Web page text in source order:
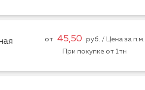
от 45,50
руб. / Цена за п.м.
При покупке от 1тн